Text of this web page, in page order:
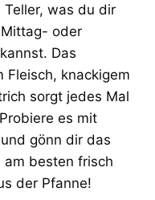
was du dir
oder
Das
Fleisch, knackigem
sorgt jedes Mal
es mit
gönn dir das
besten frisch
der Pfanne!